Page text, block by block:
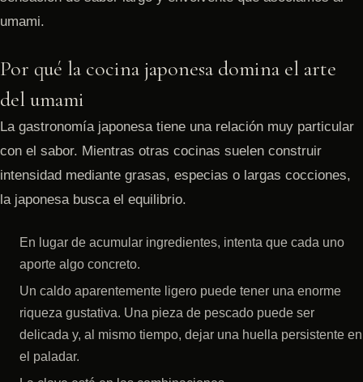
umami.
Por qué la cocina japonesa domina el arte
del umami
La gastronomía japonesa tiene una relación muy particular
con el sabor. Mientras otras cocinas suelen construir
intensidad mediante grasas, especias o largas cocciones,
la japonesa busca el equilibrio.
En lugar de acumular ingredientes, intenta que cada uno
aporte algo concreto.
Un caldo aparentemente ligero puede tener una enorme
riqueza gustativa. Una pieza de pescado puede ser
delicada y, al mismo tiempo, dejar una huella persistente en
el paladar.